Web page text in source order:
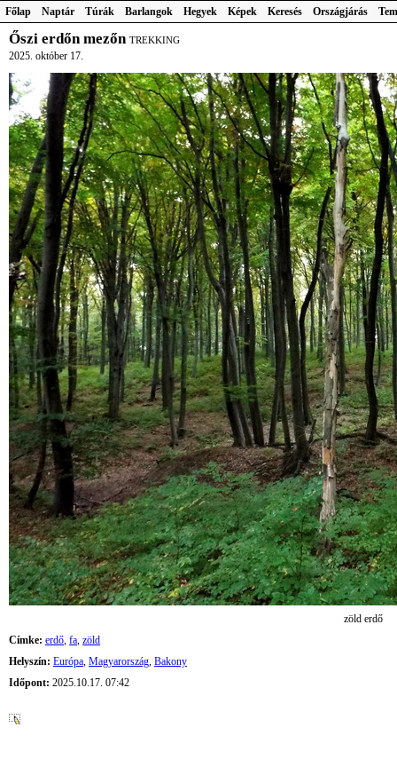
Főlap Naptár Túrák Barlangok Hegyek Képek Keresés Országjárás
Őszi erdőn mezőn TREKKING
2025. október 17.
zöld erdő
Címke: erdő, fa, zöld
Helyszín: Európa, Magyarország, Bakony
Időpont: 2025.10.17. 07:42